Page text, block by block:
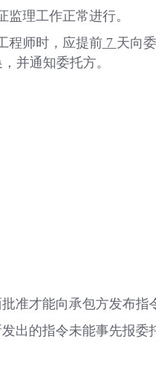
理工作正常进行。
程师时，应提前 7 天向
并通知委托方。
准才能向承包方发布指
出的指令未能事先报委